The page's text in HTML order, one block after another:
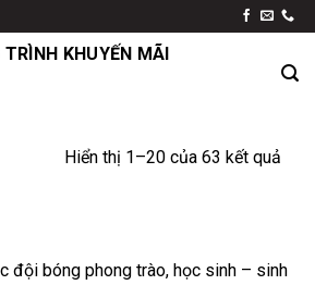
TRÌNH KHUYẾN MÃI
Hiển thị 1–20 của 63 kết quả
giá:
đội bóng phong trào, học sinh – sinh